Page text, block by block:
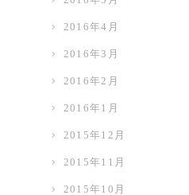
2016年4月
2016年3月
2016年2月
2016年1月
2015年12月
2015年11月
2015年10月